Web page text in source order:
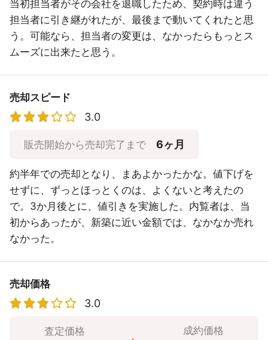
当初担当者がその会社を退職したため、契約時は違う
担当者に引き継がれたが、最後まで動いてくれたと思
う。可能なら、担当者の変更は、なかったらもっとス
ムーズに出来たと思う。
売却スピード
3.0
販売開始から売却完了まで 6ヶ月
約半年での売却となり、まあよかったかな。値下げを
せずに、ずっとほっとくのは、よくないと考えたの
で。3か月後とに、値引きを実施した。内覧者は、当
初からあったが、新築に近い金額では、なかなか売れ
なかった。
売却価格
3.0
査定価格 成約価格